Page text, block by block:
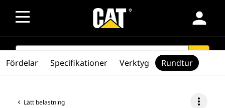
person
SEARCH search
Lätt belastning more_vert
Fördelar Specifikationer Verktyg Rundtur